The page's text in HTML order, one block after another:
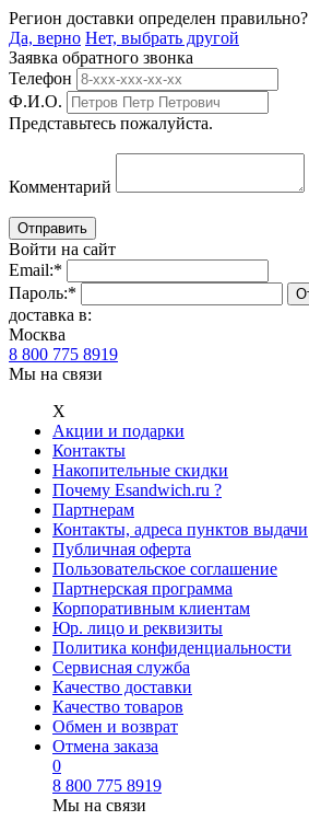
Регион доставки определен правильно?
Да, верно Нет, выбрать другой
Заявка обратного звонка
Телефон
Ф.И.О.
Представьтесь пожалуйста.
Комментарий
Войти на сайт
Email:*
Пароль:*
доставка в:
Москва
8 800 775 8919
Мы на связи
Х
Акции и подарки
Контакты
Накопительные скидки
Почему Esandwich.ru ?
Партнерам
Контакты, адреса пунктов выдачи
Публичная оферта
Пользовательское соглашение
Партнерская программа
Корпоративным клиентам
Юр. лицо и реквизиты
Политика конфиденциальности
Сервисная служба
Качество доставки
Качество товаров
Обмен и возврат
Отмена заказа
0
8 800 775 8919
Мы на связи